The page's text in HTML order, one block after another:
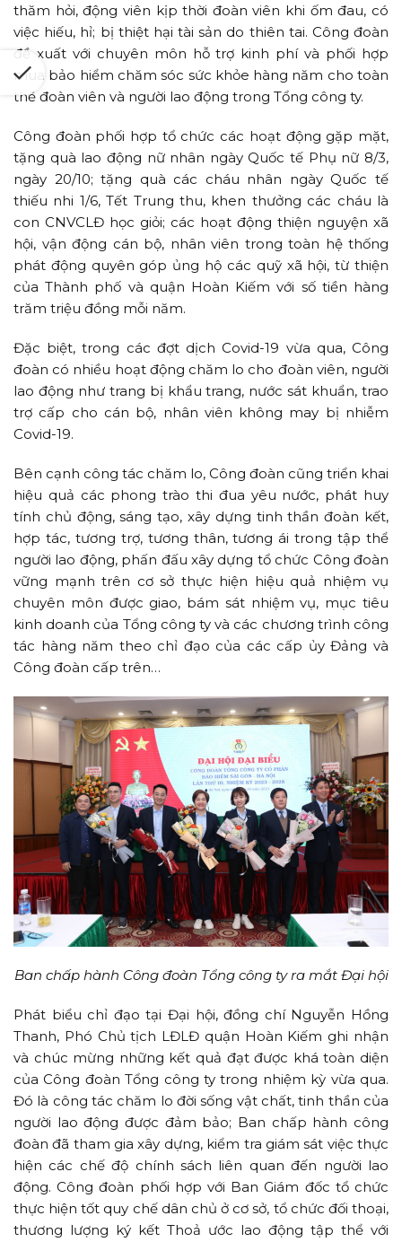
thăm hỏi, động viên kịp thời đoàn viên khi ốm đau, có
việc hiếu, hỉ; bị thiệt hại tài sản do thiên tai. Công đoàn
đề xuất với chuyên môn hỗ trợ kinh phí và phối hợp
mua bảo hiểm chăm sóc sức khỏe hàng năm cho toàn
thể đoàn viên và người lao động trong Tổng công ty.
Công đoàn phối hợp tổ chức các hoạt động gặp mặt,
tặng quà lao động nữ nhân ngày Quốc tế Phụ nữ 8/3,
ngày 20/10; tặng quà các cháu nhân ngày Quốc tế
thiếu nhi 1/6, Tết Trung thu, khen thưởng các cháu là
con CNVCLĐ học giỏi; các hoạt động thiện nguyện xã
hội, vận động cán bộ, nhân viên trong toàn hệ thống
phát động quyên góp ủng hộ các quỹ xã hội, từ thiện
của Thành phố và quận Hoàn Kiếm với số tiền hàng
trăm triệu đồng mỗi năm.
Đặc biệt, trong các đợt dịch Covid-19 vừa qua, Công
đoàn có nhiều hoạt động chăm lo cho đoàn viên, người
lao động như trang bị khẩu trang, nước sát khuẩn, trao
trợ cấp cho cán bộ, nhân viên không may bị nhiễm
Covid-19.
Bên cạnh công tác chăm lo, Công đoàn cũng triển khai
hiệu quả các phong trào thi đua yêu nước, phát huy
tính chủ động, sáng tạo, xây dựng tinh thần đoàn kết,
hợp tác, tương trợ, tương thân, tương ái trong tập thể
người lao động, phấn đấu xây dựng tổ chức Công đoàn
vững mạnh trên cơ sở thực hiện hiệu quả nhiệm vụ
chuyên môn được giao, bám sát nhiệm vụ, mục tiêu
kinh doanh của Tổng công ty và các chương trình công
tác hàng năm theo chỉ đạo của các cấp ủy Đảng và
Công đoàn cấp trên…
Ban chấp hành Công đoàn Tổng công ty ra mắt Đại hội
Phát biểu chỉ đạo tại Đại hội, đồng chí Nguyễn Hồng
Thanh, Phó Chủ tịch LĐLĐ quận Hoàn Kiếm ghi nhận
và chúc mừng những kết quả đạt được khá toàn diện
của Công đoàn Tổng công ty trong nhiệm kỳ vừa qua.
Đó là công tác chăm lo đời sống vật chất, tinh thần của
người lao động được đảm bảo; Ban chấp hành công
đoàn đã tham gia xây dựng, kiểm tra giám sát việc thực
hiện các chế độ chính sách liên quan đến người lao
động. Công đoàn phối hợp với Ban Giám đốc tổ chức
thực hiện tốt quy chế dân chủ ở cơ sở, tổ chức đối thoại,
thương lượng ký kết Thoả ước lao động tập thể với